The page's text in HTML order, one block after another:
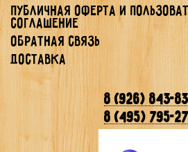
Публичная Оферта и
Соглашение
Обратная связь
Доставка
8 (926) 843-
8 (495) 795-